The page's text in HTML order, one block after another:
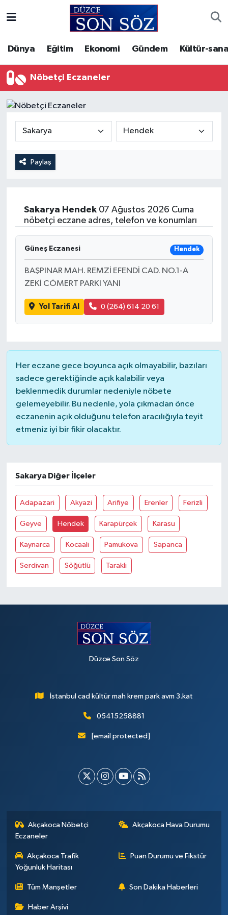
Dünya Eğitim Ekonomi Gündem Kültür-
Nöbetçi Eczaneler
Paylaş
Sakarya Hendek07 Ağustos 2026 Cuma
nöbetçi eczane adres, telefon ve konumları
Güneş Eczanesi Hendek
BAŞPINAR MAH. REMZİ EFENDİ CAD. NO.1-A
ZEKİ CÖMERT PARKI YANI
Yol Tarifi Al 0 (264) 614 20 61
Her eczane gece boyunca açık olmayabilir, bazıları
sadece gerektiğinde açık kalabilir veya
beklenmedik durumlar nedeniyle nöbete
gelemeyebilir. Bu nedenle, yola çıkmadan önce
eczanenin açık olduğunu telefon aracılığıyla teyit
etmeniz iyi bir fikir olacaktır.
Sakarya Diğer İlçeler
Adapazari Akyazi Arifiye Erenler Ferizli
Geyve Hendek Karapürçek Karasu
Kaynarca Kocaali Pamukova Sapanca
Serdivan Söğütlü Tarakli
Düzce Son Söz
İstanbul cad kültür mah krem park avm 3.kat
05415258881
[email protected]
Akçakoca Nöbetçi
Eczaneler
Akçakoca Hava Durumu
Akçakoca Trafik
Yoğunluk Haritası
Puan Durumu ve Fikstür
Tüm Manşetler Son Dakika Haberleri
Haber Arşivi
Gizlilik Sözleşmesi
İletişim
Video Galeri
Akçakoca Hava Durumu
Akçakoca Trafik Yoğunluk Haritası
Tüm Manşetler
Son Dakika Haberleri